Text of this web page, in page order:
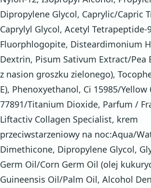
Dipropylene Glycol, Caprylic/Capric
Caprylyl Glycol, Acetyl Tetrapeptide-
Fluorphlogopite, Disteardimonium
Dextrin, Pisum Sativum Extract/Pea
z nasion groszku zielonego),
E), Phenoxyethanol, Ci 15985/Yellow
77891/Titanium Dioxide, Parfum /
Liftactiv Collagen Specialist, krem
przeciwstarzeniowy na noc:Aqua/
Dimethicone, Dipropylene Glycol,
Germ Oil/Corn Germ Oil (olej
Guineensis Oil/Palm Oil, Alcohol